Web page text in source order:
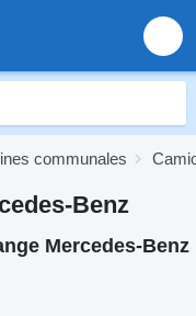
communales
Benz
Mercedes-Benz